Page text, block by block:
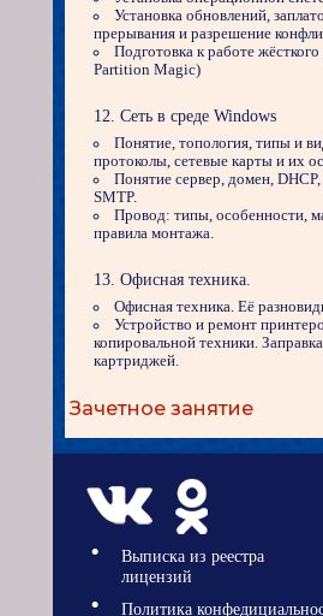
Установка обновлений,
прерывания и разрешение
Подготовка к работе
Partition Magic)
Сеть в среде Windows
Понятие, топология, типы и
протоколы, сетевые карты и их
Понятие сервер, домен, DHCP,
SMTP.
Провод: типы, особенности,
правила монтажа.
Офисная техника.
Офисная техника. Её
Устройство и ремонт
копировальной техники.
картриджей.
Зачетное занятие
Выписка из реестра
лицензий
Политика